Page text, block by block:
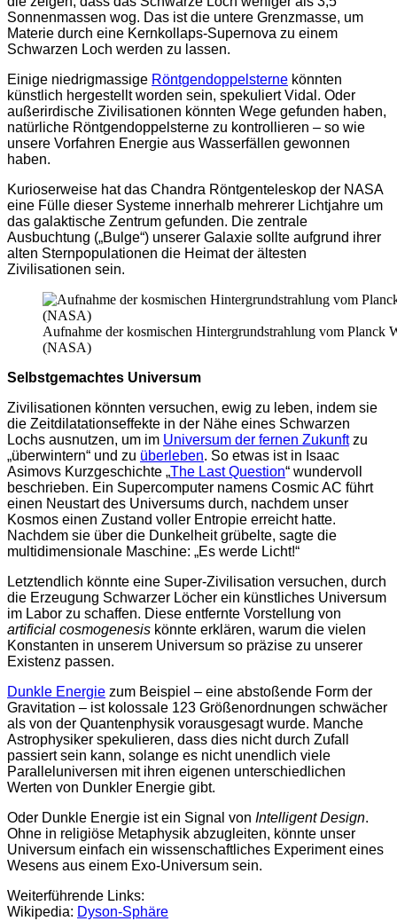
Sonnenmassen wog. Das ist die untere Grenzmasse, um
Materie durch eine Kernkollaps-Supernova zu einem
Schwarzen Loch werden zu lassen.
Einige niedrigmassige Röntgendoppelsterne könnten
künstlich hergestellt worden sein, spekuliert Vidal. Oder
außerirdische Zivilisationen könnten Wege gefunden haben,
natürliche Röntgendoppelsterne zu kontrollieren – so wie
unsere Vorfahren Energie aus Wasserfällen gewonnen
haben.
Kurioserweise hat das Chandra Röntgenteleskop der NASA
eine Fülle dieser Systeme innerhalb mehrerer Lichtjahre um
das galaktische Zentrum gefunden. Die zentrale
Ausbuchtung („Bulge“) unserer Galaxie sollte aufgrund ihrer
alten Sternpopulationen die Heimat der ältesten
Zivilisationen sein.
Aufnahme der kosmischen Hintergrundstrahlung vom Planck
(NASA)
Selbstgemachtes Universum
Zivilisationen könnten versuchen, ewig zu leben, indem sie
die Zeitdilatationseffekte in der Nähe eines Schwarzen
Lochs ausnutzen, um im Universum der fernen Zukunftzu
„überwintern“ und zu überleben. So etwas ist in Isaac
Asimovs Kurzgeschichte „The Last Question“ wundervoll
beschrieben. Ein Supercomputer namens Cosmic AC führt
einen Neustart des Universums durch, nachdem unser
Kosmos einen Zustand voller Entropie erreicht hatte.
Nachdem sie über die Dunkelheit grübelte, sagte die
multidimensionale Maschine: „Es werde Licht!“
Letztendlich könnte eine Super-Zivilisation versuchen, durch
die Erzeugung Schwarzer Löcher ein künstliches Universum
im Labor zu schaffen. Diese entfernte Vorstellung von
artificial cosmogenesis könnte erklären, warum die vielen
Konstanten in unserem Universum so präzise zu unserer
Existenz passen.
Dunkle Energie zum Beispiel – eine abstoßende Form der
Gravitation – ist kolossale 123 Größenordnungen schwächer
als von der Quantenphysik vorausgesagt wurde. Manche
Astrophysiker spekulieren, dass dies nicht durch Zufall
passiert sein kann, solange es nicht unendlich viele
Paralleluniversen mit ihren eigenen unterschiedlichen
Werten von Dunkler Energie gibt.
Oder Dunkle Energie ist ein Signal von Intelligent Design.
Ohne in religiöse Metaphysik abzugleiten, könnte unser
Universum einfach ein wissenschaftliches Experiment eines
Wesens aus einem Exo-Universum sein.
Weiterführende Links:
Wikipedia: Dyson-Sphäre